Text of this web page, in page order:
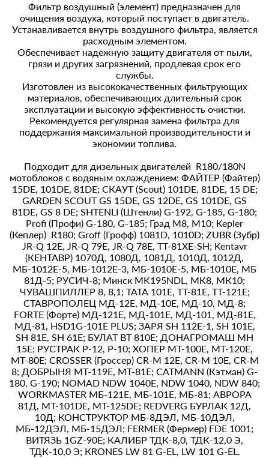
Фильтр воздушный (элемент) предназначен для
очищения воздуха, который поступает в двигатель.
Устанавливается внутрь воздушного фильтра, является
расходным элементом.
Обеспечивает надежную защиту двигателя от пыли,
грязи и других загрязнений, продлевая срок его
службы.
Изготовлен из высококачественных фильтрующих
материалов, обеспечивающих длительный срок
эксплуатации и высокую эффективность очистки.
Рекомендуется регулярная замена фильтра для
поддержания максимальной производительности и
экономии топлива.
Подходит для дизельных двигателей R180/180N
мотоблоков с водяным охлаждением: ФАЙТЕР (Файтер)
15DЕ, 101DЕ, 81DЕ; СКАУТ (Scout) 101DЕ, 81DЕ, 15 DE;
GАRDЕN SСОUТ GS 15DЕ, GS 12DЕ, GS 101DЕ, GS
81DЕ, GS 8 DE; SНТЕNLI (Штенли) G-192, G-185, G-180;
Profi (Профи) G-180, G-185; Град М8, М10; Kepler
(Кеплер) R180; Groff (Грофф) 1081D, 1010D; ZUВR (Зубр)
JR-Q 12Е, JR-Q 79Е, JR-Q 78Е, ТТ-81ХЕ-SН; Kentavr
(КЕНТАВР) 1070Д, 1080Д, 1081Д, 1010Д, 1012Д,
МБ-1012Е-5, МБ-1012Е-3, МБ-1010Е-5, МБ-1010Е, МБ
81Д-5; РУСИЧ-8; Минск MK195NDL, МК8, МК10;
ЧУВАШПИЛЛЕР 8, 8,1; ТАТА 101Е, ТТ-81Е, ТТ-121Е;
СТАВРОПОЛЕЦ МД-12Е, МД-10Е, МД-10, МД-8;
FОRТЕ (Форте) МД-121Е, МД-101Е, МД-101, МД-81Е,
МД-81, HSD1G-101Е PLUS; ЗАРЯ SН 112Е-1, SН 101Е,
SН 81Е, SН 61Е; БУЛАТ ВТ 810Е; ДОНАГРОМАШ МН
15Е; РУСТРАК Р-12, Р-10; ХОПЕР МТ-100Е, МТ-120Е,
МТ-80Е; СRОSSЕR (Гроссер) СR-М 12Е, СR-М 10Е, СR-М
8; ДОБРЫНЯ МТ-119Е, МТ-81Е; САТМАNN (Кэтман) G-
180, G-190; NОМАD NDW 1040Е, NDW 1040, NDW 840;
WОRКМАSТЕR МБ-121Е, МБ-101Е, МБ-81; АВРОРА
81Д, МТ-101DЕ, МТ-125DЕ; RЕDVЕRG БУРЛАК 12Д,
10Д; КОНСТРУКТОР МБ-8ДЭЛ, МБ-10ДЭЛ,
МБ-12ДЭЛ, МБ-15ДЭЛ; FЕRМЕR (Фермер) FDЕ 1001;
ВИТЯЗЬ 1GZ-90Е; КАЛИБР ТДК-8,0, ТДК-12,0 Э,
ТДК-10,0 Э; КRОNЕS LW 81 G-ЕL, LW 101 G-ЕL.